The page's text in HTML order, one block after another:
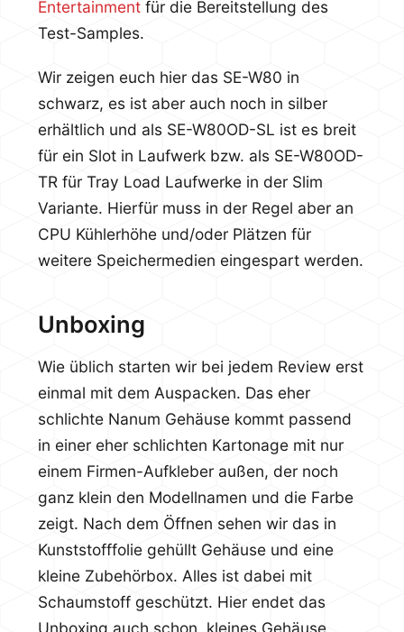
Entertainmentfür die Bereitstellung des
Test-Samples.
Wir zeigen euch hier das SE-W80 in
schwarz, es ist aber auch noch in silber
erhältlich und als SE-W80OD-SL ist es breit
für ein Slot in Laufwerk bzw. als SE-W80OD-
TR für Tray Load Laufwerke in der Slim
Variante. Hierfür muss in der Regel aber an
CPU Kühlerhöhe und/oder Plätzen für
weitere Speichermedien eingespart werden.
Unboxing
Wie üblich starten wir bei jedem Review erst
einmal mit dem Auspacken. Das eher
schlichte Nanum Gehäuse kommt passend
in einer eher schlichten Kartonage mit nur
einem Firmen-Aufkleber außen, der noch
ganz klein den Modellnamen und die Farbe
zeigt. Nach dem Öffnen sehen wir das in
Kunststofffolie gehüllt Gehäuse und eine
kleine Zubehörbox. Alles ist dabei mit
Schaumstoff geschützt. Hier endet das